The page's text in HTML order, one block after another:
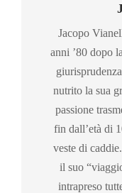
Jacopo
anni ’80 dopo
nutrito la sua
passione
fin dall’età di
veste di
il suo
intrapreso